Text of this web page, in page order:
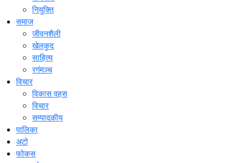
नियुक्ति
समाज
जीवनशैली
खेलकुद
साहित्य
रगंमञ्च
विचार
विकास वहस
विचार
सम्पादकीय
पालिका
अटो
फोकस